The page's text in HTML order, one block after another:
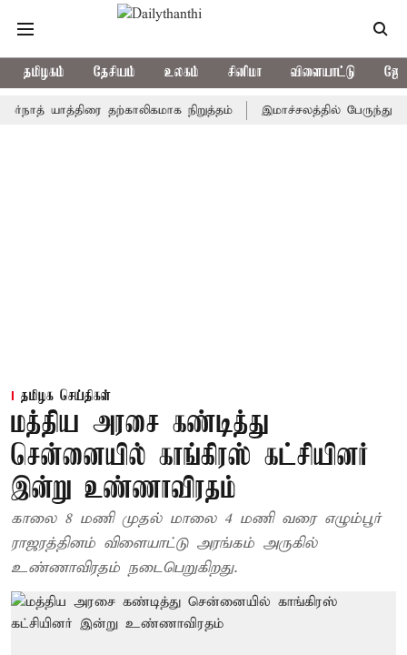
தமிழகம் தேசியம் உலகம் சினிமா விளையாட்டு
தற்காலிகமாக நிறுத்தம் இமாச்சலத்தில் பேருந்து
தமிழக செய்திகள்
மத்திய அரசை கண்டித்து
சென்னையில் காங்கிரஸ் கட்சியினர்
இன்று உண்ணாவிரதம்
காலை 8 மணி முதல் மாலை 4 மணி வரை எழும்பூர்
ராஜரத்தினம் விளையாட்டு அரங்கம் அருகில்
உண்ணாவிரதம் நடைபெறுகிறது.